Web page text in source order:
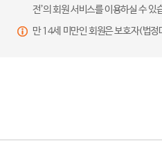
전’의 회원 서비스를 이용하실 수 있
만 14세 미만인 회원은 보호자(법